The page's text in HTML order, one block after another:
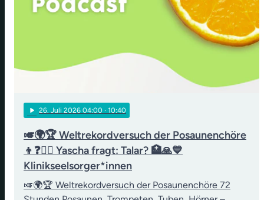
play_arrow 26. Juli 2026 04:00 · 10:40
🎺🌍🏆 Weltrekordversuch der Posaunenchöre
👦❓👨‍⚖️ Yascha fragt: Talar? 🏥🙏💙
Klinikseelsorger*innen
🎺🌍🏆 Weltrekordversuch der Posaunenchöre 72